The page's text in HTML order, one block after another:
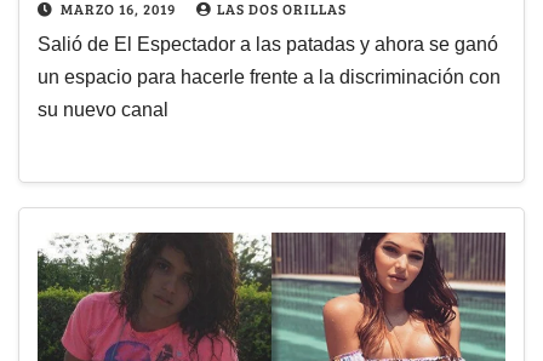
MARZO 16, 2019 LAS DOS ORILLAS
Salió de El Espectador a las patadas y ahora se ganó
un espacio para hacerle frente a la discriminación con
su nuevo canal